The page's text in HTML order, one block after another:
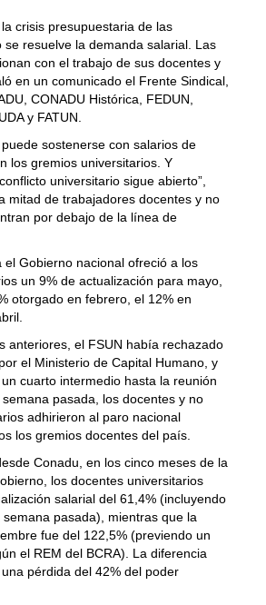
crisis presupuestaria de las
se resuelve la demanda salarial. Las
con el trabajo de sus docentes y
en un comunicado el Frente Sindical,
CONADU Histórica, FEDUN,
y FATUN.
sostenerse con salarios de
los gremios universitarios. Y
universitario sigue abierto”,
mitad de trabajadores docentes y no
por debajo de la línea de
el Gobierno nacional ofreció a los
un 9% de actualización para mayo,
otorgado en febrero, el 12% en
anteriores, el FSUN había rechazado
el Ministerio de Capital Humano, y
cuarto intermedio hasta la reunión
pasada, los docentes y no
adhirieron al paro nacional
los gremios docentes del país.
Conadu, en los cinco meses de la
los docentes universitarios
salarial del 61,4% (incluyendo
pasada), mientras que la
fue del 122,5% (previendo un
el REM del BCRA). La diferencia
pérdida del 42% del poder